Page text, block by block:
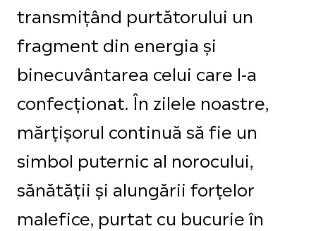
transmițând purtătorului un
fragment din energia și
binecuvântarea celui care l-a
confecționat. În zilele noastre,
mărțișorul continuă să fie un
simbol puternic al norocului,
sănătății și alungării forțelor
malefice, purtat cu bucurie în